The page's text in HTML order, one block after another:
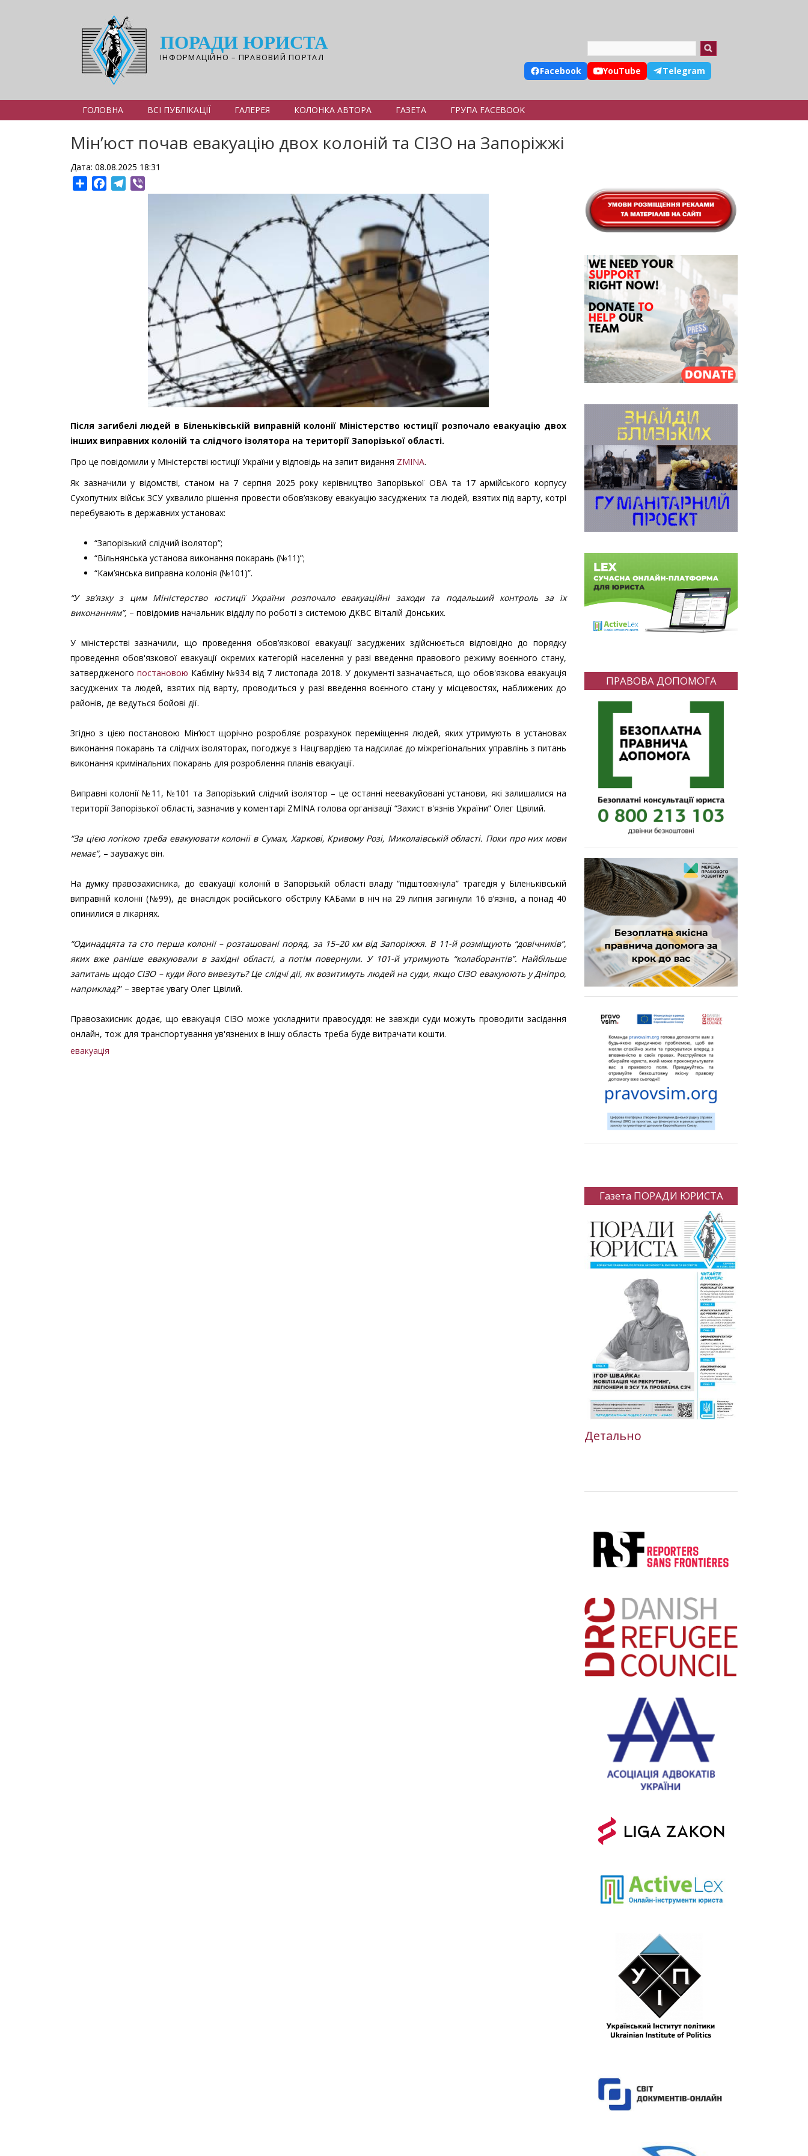
ПОРАДИ ЮРИСТА
ІНФОРМАЦІЙНО – ПРАВОВИЙ ПОРТАЛ
Facebook YouTube Telegram
ГОЛОВНА ВСІ ПУБЛІКАЦІЇ ГАЛЕРЕЯ КОЛОНКА АВТОРА ГАЗЕТА ГРУПА FACEBOOK
Мін’юст почав евакуацію двох колоній та СІЗО на Запоріжжі
Дата: 08.08.2025 18:31
ShareFacebookTelegram
Після загибелі людей в Біленьківській виправній колонії Міністерство юстиції розпочало евакуацію двох
інших виправних колоній та слідчого ізолятора на території Запорізької області.
Про це повідомили у Міністерстві юстиції України у відповідь на запит видання ZMINA.
Як зазначили у відомстві, станом на 7 серпня 2025 року керівництво Запорізької ОВА та 17 армійського корпусу
Сухопутних військ ЗСУ ухвалило рішення провести обов’язкову евакуацію засуджених та людей, взятих під варту, котрі
перебувають в державних установах:
“Запорізький слідчий ізолятор”;
“Вільнянська установа виконання покарань (№11)”;
“Кам’янська виправна колонія (№101)”.
“У зв’язку з цим Міністерство юстиції України розпочало евакуаційні заходи та подальший контроль за їх
виконанням”, – повідомив начальник відділу по роботі з системою ДКВС Віталій Донських.
У міністерстві зазначили, що проведення обов’язкової евакуації засуджених здійснюється відповідно до порядку
проведення обов'язкової евакуації окремих категорій населення у разі введення правового режиму воєнного стану,
затвердженого постановою Кабміну №934 від 7 листопада 2018. У документі зазначається, що обов'язкова евакуація
засуджених та людей, взятих під варту, проводиться у разі введення воєнного стану у місцевостях, наближених до
районів, де ведуться бойові дії.
Згідно з цією постановою Мін’юст щорічно розробляє розрахунок переміщення людей, яких утримують в установах
виконання покарань та слідчих ізоляторах, погоджує з Нацгвардією та надсилає до міжрегіональних управлінь з питань
виконання кримінальних покарань для розроблення планів евакуації.
Виправні колонії №11, №101 та Запорізький слідчий ізолятор – це останні неевакуйовані установи, які залишалися на
території Запорізької області, зазначив у коментарі ZMINA голова організації “Захист в'язнів України” Олег Цвілий.
“За цією логікою треба евакуювати колонії в Сумах, Харкові, Кривому Розі, Миколаївській області. Поки про них мови
немає”, – зауважує він.
На думку правозахисника, до евакуації колоній в Запорізькій області владу “підштовхнула” трагедія у Біленьківській
виправній колонії (№99), де внаслідок російського обстрілу КАБами в ніч на 29 липня загинули 16 в’язнів, а понад 40
опинилися в лікарнях.
“Одинадцята та сто перша колонії – розташовані поряд, за 15–20 км від Запоріжжя. В 11-й розміщують “довічників”,
яких вже раніше евакуювали в західні області, а потім повернули. У 101-й утримують “колаборантів”. Найбільше
запитань щодо СІЗО – куди його вивезуть? Це слідчі дії, як возитимуть людей на суди, якщо СІЗО евакуюють у Дніпро,
наприклад?” – звертає увагу Олег Цвілий.
Правозахисник додає, що евакуація СІЗО може ускладнити правосуддя: не завжди суди можуть проводити засідання
онлайн, тож для транспортування ув'язнених в іншу область треба буде витрачати кошти.
евакуація
ПРАВОВА ДОПОМОГА
Газета ПОРАДИ ЮРИСТА
Детально